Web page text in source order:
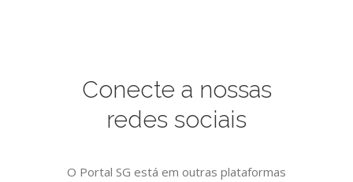
Conecte a nossas
redes sociais
O Portal SG está em outras plataformas